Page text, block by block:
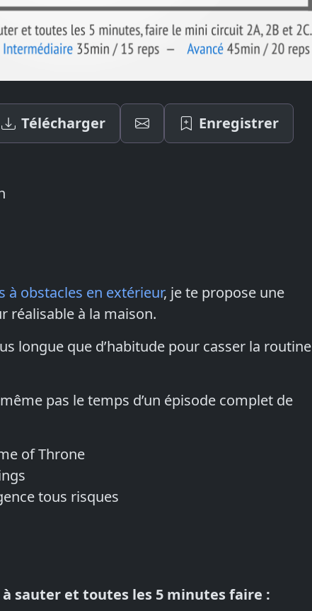
Télécharger Enregistrer
à obstacles en extérieur, je te propose une
réalisable à la maison.
longue que d’habitude pour casser la routine
pas le temps d’un épisode complet de
of Throne
tous risques
sauter et toutes les 5 minutes faire :